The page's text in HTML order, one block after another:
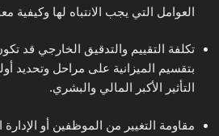
العوامل التي يجب الانتباه لها وكيفية
تكلفة التقييم والتدقيق الخارجي قد
بتقسيم الميزانية على مراحل وتحديد
التأثير الأكبر المالي والبشري.
مقاومة التغيير من الموظفين أو الإدارة